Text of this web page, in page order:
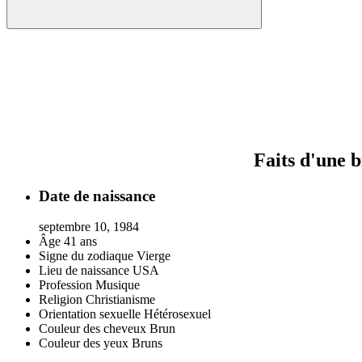
Faits d'une
Date de naissance
septembre 10, 1984
Âge 41 ans
Signe du zodiaque Vierge
Lieu de naissance USA
Profession Musique
Religion Christianisme
Orientation sexuelle Hétérosexuel
Couleur des cheveux Brun
Couleur des yeux Bruns